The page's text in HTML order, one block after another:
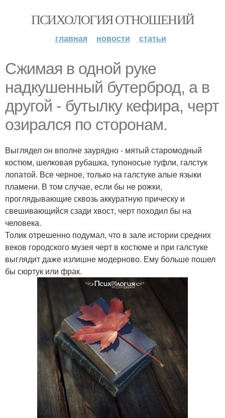
ПСИХОЛОГИЯ ОТНОШЕНИЙ
главная новости статьи
Сжимая в одной руке
надкушенный бутерброд, а в
другой - бутылку кефира, черт
озирался по сторонам.
Выглядел он вполне заурядно - мятый старомодный
костюм, шелковая рубашка, тупоносые туфли, галстук
лопатой. Все черное, только на галстуке алые языки
пламени. В том случае, если бы не рожки,
проглядывающие сквозь аккуратную прическу и
свешивающийся сзади хвост, черт походил бы на
человека.
Толик отрешенно подумал, что в зале истории средних
веков городского музея черт в костюме и при галстуке
выглядит даже излишне модерново. Ему больше пошел
бы сюртук или фрак.